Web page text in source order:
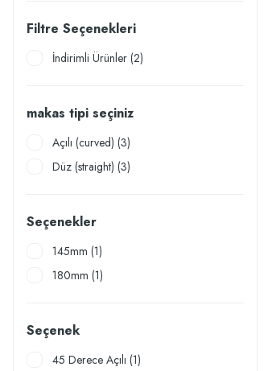
Filtre Seçenekleri
İndirimli Ürünler (2)
makas tipi seçiniz
Açılı (curved) (3)
Düz (straight) (3)
Seçenekler
145mm (1)
180mm (1)
Seçenek
45 Derece Açılı (1)